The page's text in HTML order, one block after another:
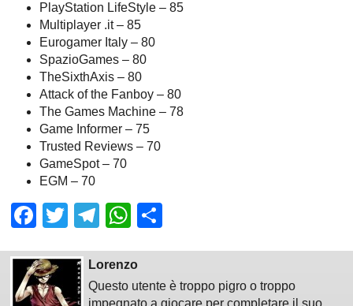
PlayStation LifeStyle – 85
Multiplayer .it – 85
Eurogamer Italy – 80
SpazioGames – 80
TheSixthAxis – 80
Attack of the Fanboy – 80
The Games Machine – 78
Game Informer – 75
Trusted Reviews – 70
GameSpot – 70
EGM – 70
Facebook
TwitterTelegram
WhatsApp
Lorenzo
Questo utente è troppo pigro o troppo
impegnato a giocare per completare il suo